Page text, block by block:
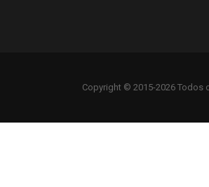
Copyright © 2015-2026 Todos